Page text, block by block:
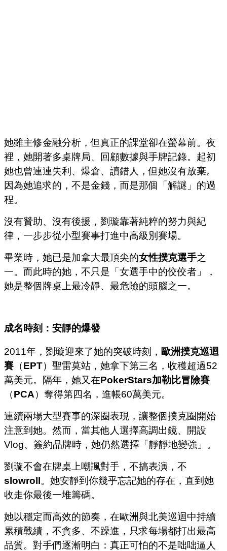
她雖主修金融分析，但真正的課堂卻在螢幕前。夜
裡，她開著多桌牌局、回顧數據與手牌記錄。起初
她也曾連連失利、爆倉、讀錯人，但她沒有放棄。
因為她追求的，不是金錢，而是那個「解謎」的過
程。
沒有贊助、沒有後援，劉璇靠著純粹的努力與紀
律，一步步從小型賽事打進中高級別賽場。
畢業時，她已是加拿大最頂尖的女性撲克選手之
一。而此時的她，不只是「女選手中的佼佼者」，
她是整個牌桌上最冷靜、最危險的頭腦之一。
成名時刻：安靜的爆發
2011年，劉璇迎來了她的突破時刻， 歐洲撲克巡迴
賽 （EPT）聖雷莫站，她拿下第三名，收穫超過52
萬美元。隔年，她又在PokerStars加勒比冒險賽
（PCA）奪得第四名，進帳60萬美元。
連續兩場大型賽事的深圈表現，讓整個撲克圈開始
注意到她。然而，當其他人選擇高調出鏡、開設
Vlog、簽約品牌時，她仍然選擇「靜靜地變強」。
劉璇不會在牌桌上嘲諷對手，不搞表演，不
slowroll。她安靜到你幾乎忘記她的存在，直到她
收走你最後一堆籌碼。
她以穩定而高效的節奏，在歐洲與北美巡迴中持續
累積戰績，不貪多、不躁進，只求每場都打出最高
品質。對手們逐漸明白：真正可怕的不是咄咄逼人